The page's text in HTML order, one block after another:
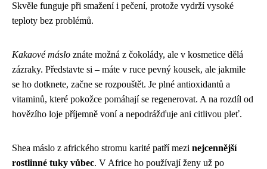
Skvěle funguje při smažení i pečení, protože vydrží vysoké
teploty bez problémů.
Kakaové máslo znáte možná z čokolády, ale v kosmetice dělá
zázraky. Představte si – máte v ruce pevný kousek, ale jakmile
se ho dotknete, začne se rozpouštět. Je plné antioxidantů a
vitaminů, které pokožce pomáhají se regenerovat. A na rozdíl od
hovězího loje příjemně voní a nepodrážďuje ani citlivou pleť.
Shea máslo z afrického stromu karité patří mezi nejcennější
rostlinné tuky vůbec. V Africe ho používají ženy už po